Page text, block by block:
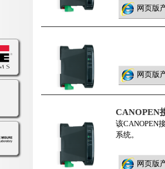
网页版
网页版
CANOPEN
该CANOPEN
系统。
网页版